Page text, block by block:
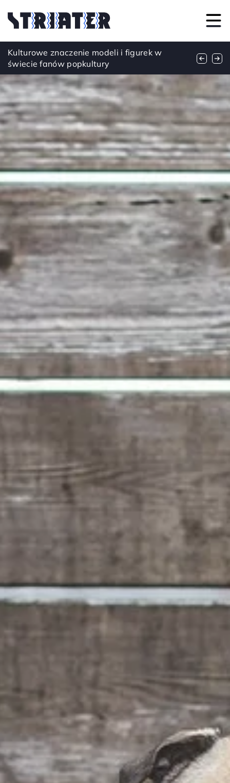
Czy naturalne składniki mogą zastąpić
tradycyjne produkty do makijażu?
Kulturowe znaczenie modeli i figurek w
świecie fanów popkultury
Jak wybrać odpowiedni produkt do codziennej
pielęgnacji delikatnych stref ciała?